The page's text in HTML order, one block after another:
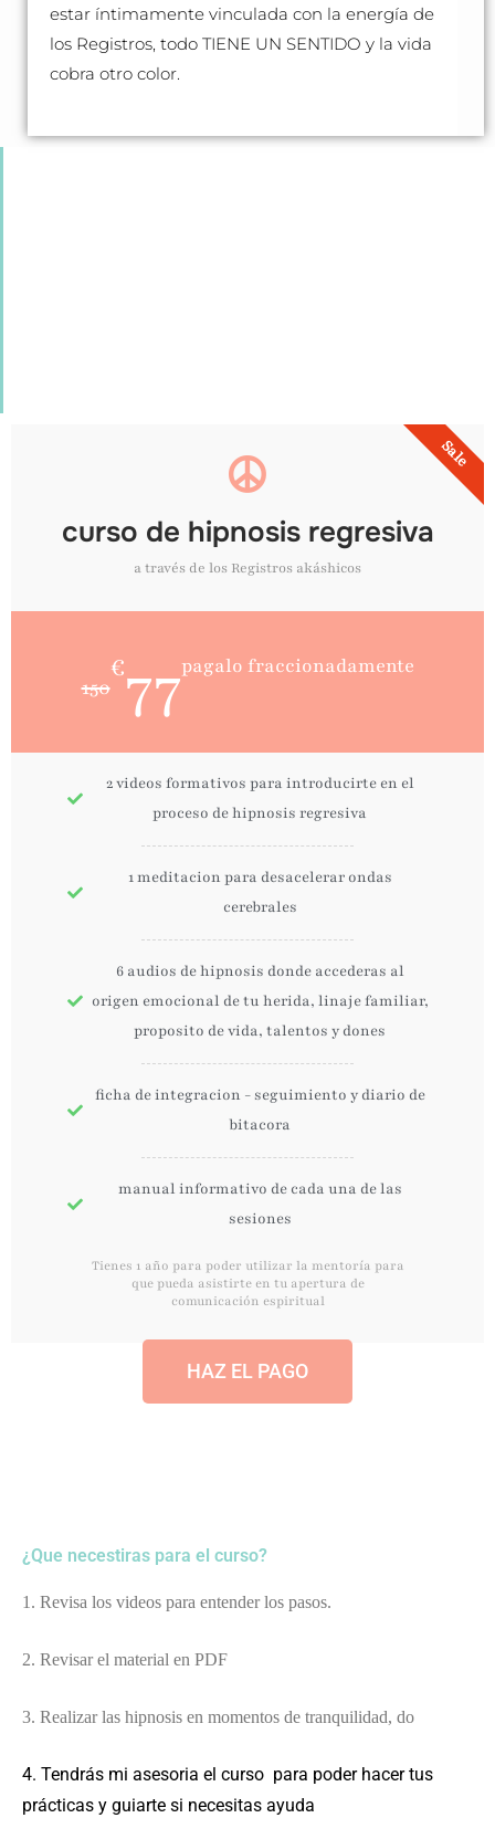
estar íntimamente vinculada con la energía de
los Registros, todo TIENE UN SENTIDO y la vida
cobra otro color.
curso de hipnosis regresiva
a través de los Registros akáshicos
150
€77pagalo fraccionadamente
2 videos formativos para introducirte en el
proceso de hipnosis regresiva
1 meditacion para desacelerar ondas
cerebrales
6 audios de hipnosis donde accederas al
origen emocional de tu herida, linaje familiar,
proposito de vida, talentos y dones
ficha de integracion - seguimiento y diario de
bitacora
manual informativo de cada una de las
sesiones
Tienes 1 año para poder utilizar la mentoría para
que pueda asistirte en tu apertura de
comunicación espiritual
Sale
¿Que necestiras para el curso?
1. Revisa los videos para entender los pasos.
2. Revisar el material en PDF
3. Realizar las hipnosis en momentos de tranquilidad, do
4. Tendrás mi asesoria el curso para poder hacer tus
prácticas y guiarte si necesitas ayuda
HAZ EL PAGO